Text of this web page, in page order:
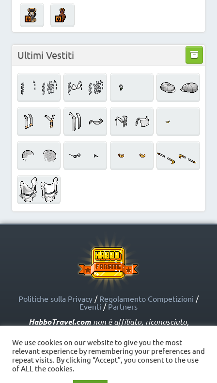
Ultimi Vestiti
Politiche sulla Privacy / Regolamento Competizioni /
Eventi / Partners
HabboTravel.comnon è affiliato, riconosciuto,
sponsorizzato o approvato da Sulake Corporation Oy o
dalle società affiliate. HabboTravel.com può servirsi di
marchi registrati e altre proprietà intellettuali di Habbo
come indicato nelle Politiche sui Fansite.
Copyright © HabboTravel (2012 - 2026) - V. 5.0
We use cookies on our website to give you the most
relevant experience by remembering your preferences and
repeat visits. By clicking “Accept”, you consent to the use
of ALL the cookies.